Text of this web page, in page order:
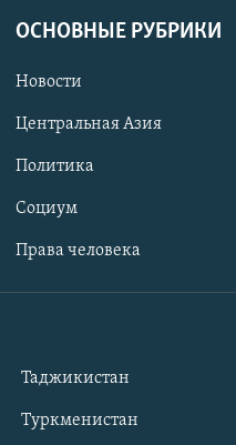
ОСНОВНЫЕ РУБРИКИ
Новости
Центральная Азия
Политика
Социум
Права человека
Таджикистан
Туркменистан